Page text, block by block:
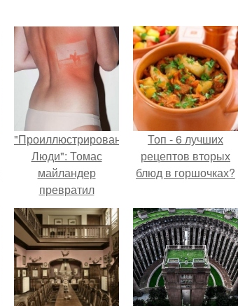
"Проиллюстрированные
Люди": Томас
майландер
превратил
солнечные ожоги в
арт - объект.
Топ - 6 лучших
рецептов вторых
блюд в горшочках?